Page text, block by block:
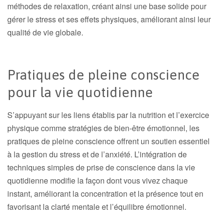
méthodes de relaxation, créant ainsi une base solide pour
gérer le stress et ses effets physiques, améliorant ainsi leur
qualité de vie globale.
Pratiques de pleine conscience
pour la vie quotidienne
S’appuyant sur les liens établis par la nutrition et l’exercice
physique comme stratégies de bien-être émotionnel, les
pratiques de pleine conscience offrent un soutien essentiel
à la gestion du stress et de l’anxiété. L’intégration de
techniques simples de prise de conscience dans la vie
quotidienne modifie la façon dont vous vivez chaque
instant, améliorant la concentration et la présence tout en
favorisant la clarté mentale et l’équilibre émotionnel.